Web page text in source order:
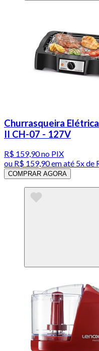
Churrasqueira
II CH-07 - 127V
R$ 159,90no PIX
ou R$ 159,90em até 5x de
COMPRAR AGORA